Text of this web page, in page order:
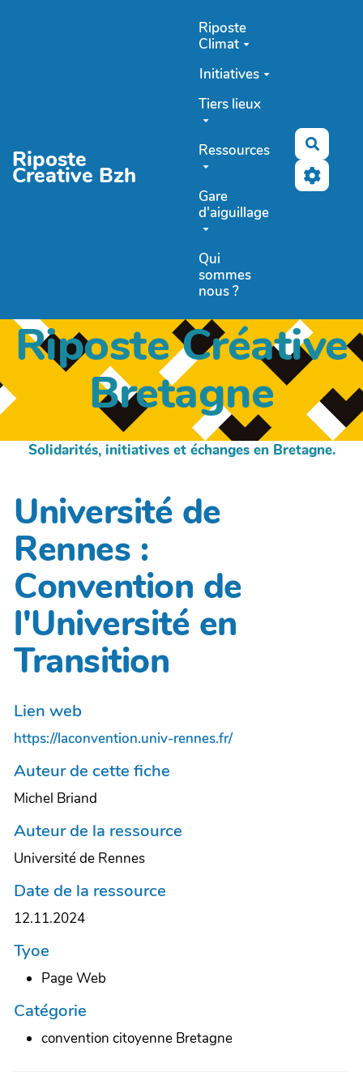
Riposte
Creative Bzh
Riposte
Climat
Initiatives
Tiers lieux
Ressources
Gare
d'aiguillage
Qui
sommes
nous ?
Riposte Créative
Bretagne
Solidarités, initiatives et échanges en Bretagne.
Université de
Rennes :
Convention de
l'Université en
Transition
Lien web
https://laconvention.univ-rennes.fr/
Auteur de cette fiche
Michel Briand
Auteur de la ressource
Université de Rennes
Date de la ressource
12.11.2024
Tyoe
Page Web
Catégorie
convention citoyenne Bretagne